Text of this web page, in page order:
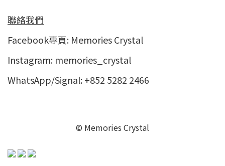
聯絡我們
Facebook專頁: Memories Crystal
Instagram: memories_crystal
WhatsApp/Signal: +852 5282 2466
© Memories Crystal